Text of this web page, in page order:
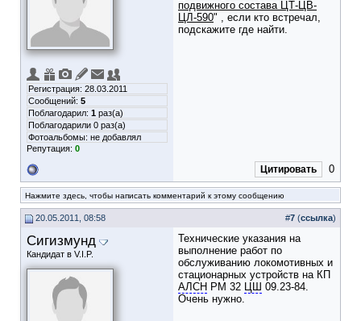
Регистрация: 28.03.2011
Сообщений: 5
Поблагодарил: 1 раз(а)
Поблагодарили 0 раз(а)
Фотоальбомы: не добавлял
Репутация: 0
подвижного состава ЦТ-ЦВ-
ЦЛ-590" , если кто встречал,
подскажите где найти.
Цитировать 0
Нажмите здесь, чтобы написать комментарий к этому сообщению
20.05.2011, 08:58 #7 (ссылка)
Сигизмунд
Кандидат в V.I.P.
Технические указания на
выполнение работ по
обслуживанию локомотивных и
стационарных устройств на КП
АЛСН РМ 32 ЦШ 09.23-84.
Очень нужно.